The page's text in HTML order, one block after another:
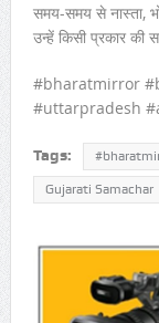
समय-समय से नास्ता,
उन्हें किसी प्रकार की
#bharatmirror
#uttarpradesh
Tags:
Gujarati Samachar